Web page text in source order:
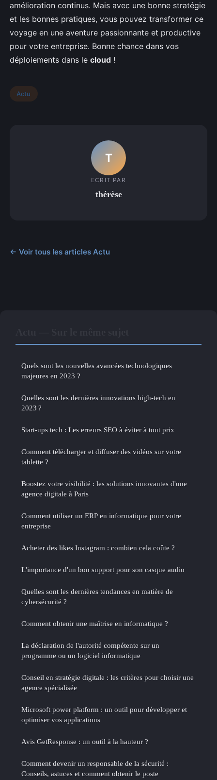
amélioration continus. Mais avec une bonne stratégie
et les bonnes pratiques, vous pouvez transformer ce
voyage en une aventure passionnante et productive
pour votre entreprise. Bonne chance dans vos
déploiements dans le cloud !
Actu
T
ECRIT PAR
thérèse
← Voir tous les articles Actu
Quels sont les nouvelles avancées technologiques
majeures en 2023 ?
Quelles sont les dernières innovations high-tech en
2023 ?
Start-ups tech : Les erreurs SEO à éviter à tout prix
Comment télécharger et diffuser des vidéos sur votre
tablette ?
Boostez votre visibilité : les solutions innovantes d'une
agence digitale à Paris
Comment utiliser un ERP en informatique pour votre
entreprise
Acheter des likes Instagram : combien cela coûte ?
L'importance d'un bon support pour son casque audio
Quelles sont les dernières tendances en matière de
cybersécurité ?
Comment obtenir une maîtrise en informatique ?
La déclaration de l'autorité compétente sur un
programme ou un logiciel informatique
Conseil en stratégie digitale : les critères pour choisir une
agence spécialisée
Microsoft power platform : un outil pour développer et
optimiser vos applications
Avis GetResponse : un outil à la hauteur ?
Comment devenir un responsable de la sécurité :
Conseils, astuces et comment obtenir le poste